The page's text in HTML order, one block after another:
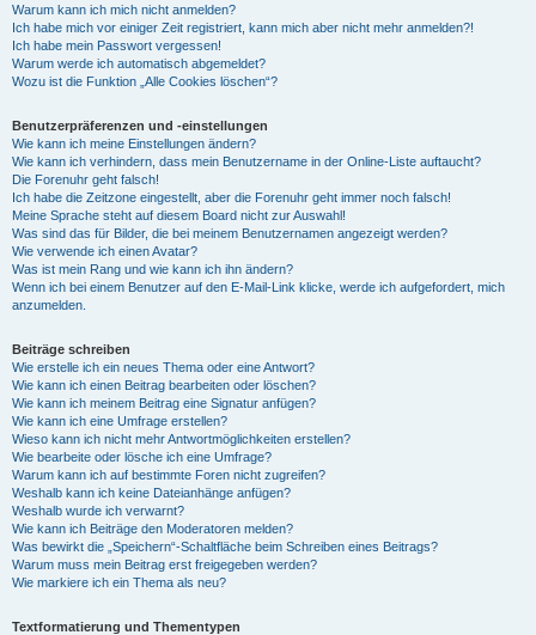
Warum kann ich mich nicht anmelden?
Ich habe mich vor einiger Zeit registriert, kann mich aber nicht mehr anmelden?!
Ich habe mein Passwort vergessen!
Warum werde ich automatisch abgemeldet?
Wozu ist die Funktion „Alle Cookies löschen“?
Benutzerpräferenzen und -einstellungen
Wie kann ich meine Einstellungen ändern?
Wie kann ich verhindern, dass mein Benutzername in der Online-Liste auftaucht?
Die Forenuhr geht falsch!
Ich habe die Zeitzone eingestellt, aber die Forenuhr geht immer noch falsch!
Meine Sprache steht auf diesem Board nicht zur Auswahl!
Was sind das für Bilder, die bei meinem Benutzernamen angezeigt werden?
Wie verwende ich einen Avatar?
Was ist mein Rang und wie kann ich ihn ändern?
Wenn ich bei einem Benutzer auf den E-Mail-Link klicke, werde ich aufgefordert, mich
anzumelden.
Beiträge schreiben
Wie erstelle ich ein neues Thema oder eine Antwort?
Wie kann ich einen Beitrag bearbeiten oder löschen?
Wie kann ich meinem Beitrag eine Signatur anfügen?
Wie kann ich eine Umfrage erstellen?
Wieso kann ich nicht mehr Antwortmöglichkeiten erstellen?
Wie bearbeite oder lösche ich eine Umfrage?
Warum kann ich auf bestimmte Foren nicht zugreifen?
Weshalb kann ich keine Dateianhänge anfügen?
Weshalb wurde ich verwarnt?
Wie kann ich Beiträge den Moderatoren melden?
Was bewirkt die „Speichern“-Schaltfläche beim Schreiben eines Beitrags?
Warum muss mein Beitrag erst freigegeben werden?
Wie markiere ich ein Thema als neu?
Textformatierung und Thementypen